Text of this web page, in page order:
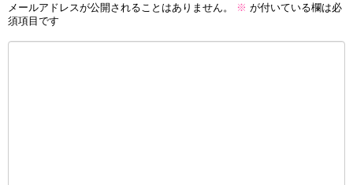
メールアドレスが公開されることはありません。 ※ が付いている欄は必
須項目です